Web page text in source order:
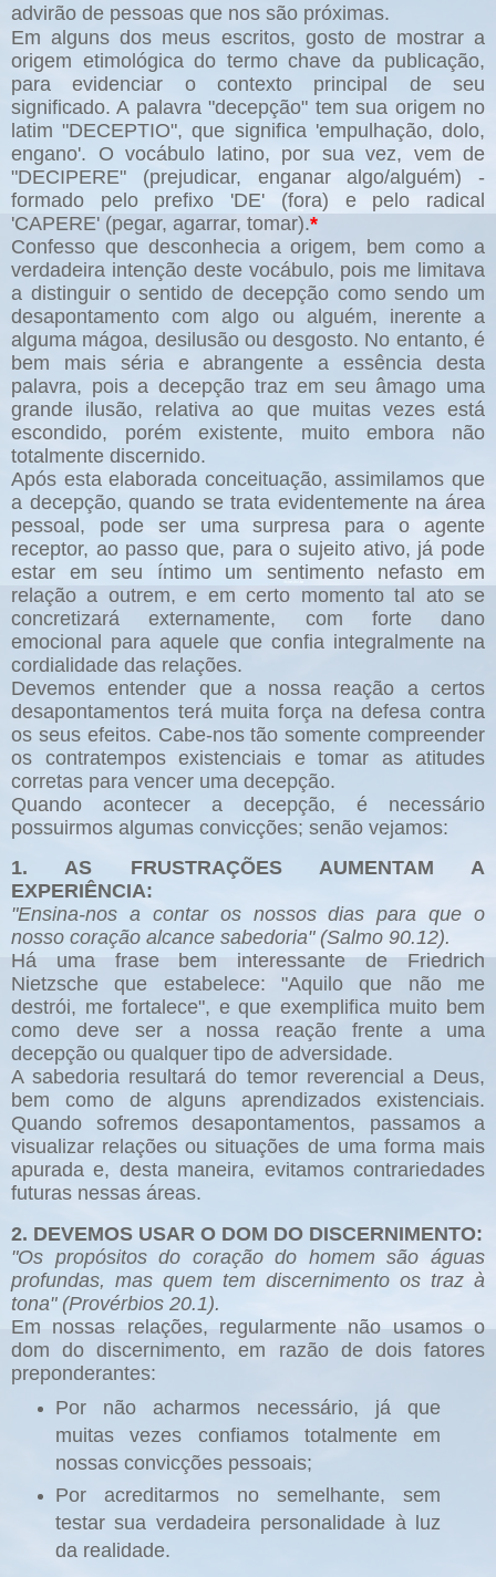
advirão de pessoas que nos são próximas.
Em alguns dos meus escritos, gosto de mostrar a
origem etimológica do termo chave da publicação,
para evidenciar o contexto principal de seu
significado. A palavra "decepção" tem sua origem no
latim "DECEPTIO", que significa 'empulhação, dolo,
engano'. O vocábulo latino, por sua vez, vem de
"DECIPERE" (prejudicar, enganar algo/alguém) -
formado pelo prefixo 'DE' (fora) e pelo radical
'CAPERE' (pegar, agarrar, tomar).*
Confesso que desconhecia a origem, bem como a
verdadeira intenção deste vocábulo, pois me limitava
a distinguir o sentido de decepção como sendo um
desapontamento com algo ou alguém, inerente a
alguma mágoa, desilusão ou desgosto. No entanto, é
bem mais séria e abrangente a essência desta
palavra, pois a decepção traz em seu âmago uma
grande ilusão, relativa ao que muitas vezes está
escondido, porém existente, muito embora não
totalmente discernido.
Após esta elaborada conceituação, assimilamos que
a decepção, quando se trata evidentemente na área
pessoal, pode ser uma surpresa para o agente
receptor, ao passo que, para o sujeito ativo, já pode
estar em seu íntimo um sentimento nefasto em
relação a outrem, e em certo momento tal ato se
concretizará externamente, com forte dano
emocional para aquele que confia integralmente na
cordialidade das relações.
Devemos entender que a nossa reação a certos
desapontamentos terá muita força na defesa contra
os seus efeitos. Cabe-nos tão somente compreender
os contratempos existenciais e tomar as atitudes
corretas para vencer uma decepção.
Quando acontecer a decepção, é necessário
possuirmos algumas convicções; senão vejamos:
1. AS FRUSTRAÇÕES AUMENTAM A
EXPERIÊNCIA:
"Ensina-nos a contar os nossos dias para que o
nosso coração alcance sabedoria" (Salmo 90.12).
Há uma frase bem interessante de Friedrich
Nietzsche que estabelece: "Aquilo que não me
destrói, me fortalece", e que exemplifica muito bem
como deve ser a nossa reação frente a uma
decepção ou qualquer tipo de adversidade.
A sabedoria resultará do temor reverencial a Deus,
bem como de alguns aprendizados existenciais.
Quando sofremos desapontamentos, passamos a
visualizar relações ou situações de uma forma mais
apurada e, desta maneira, evitamos contrariedades
futuras nessas áreas.
2. DEVEMOS USAR O DOM DO DISCERNIMENTO:
"Os propósitos do coração do homem são águas
profundas, mas quem tem discernimento os traz à
tona" (Provérbios 20.1).
Em nossas relações, regularmente não usamos o
dom do discernimento, em razão de dois fatores
preponderantes:
Por não acharmos necessário, já que
muitas vezes confiamos totalmente em
nossas convicções pessoais;
Por acreditarmos no semelhante, sem
testar sua verdadeira personalidade à luz
da realidade.